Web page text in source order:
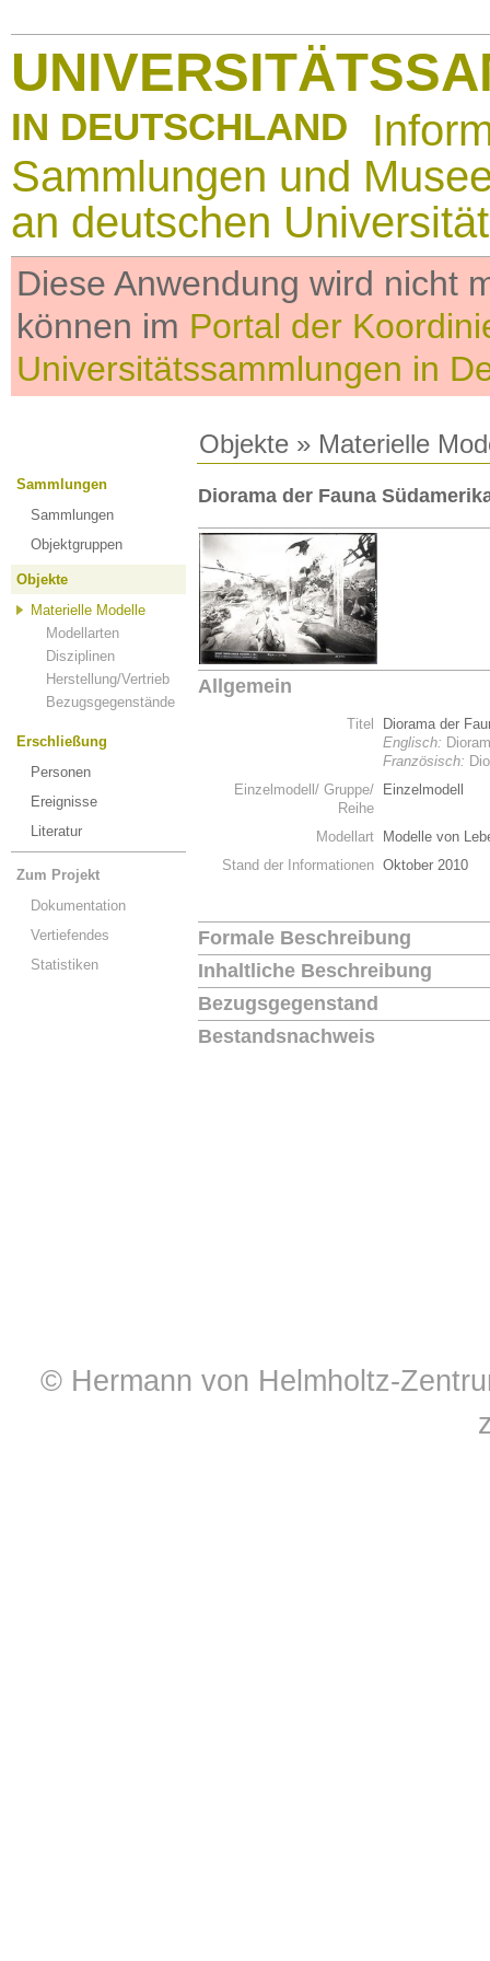
IN DEUTSCHLAND
Sammlungen und
an deutschen
Diese Anwendung wird nicht
können im Portal der
Universitätssammlungen in
Objekte » Materielle
Sammlungen
Sammlungen
Objektgruppen
Objekte
Materielle Modelle
Modellarten
Disziplinen
Herstellung/Vertrieb
Bezugsgegenstände
Erschließung
Personen
Ereignisse
Literatur
Zum Projekt
Dokumentation
Vertiefendes
Statistiken
Diorama der Fauna
Allgemein
Titel
Diorama der
Englisch:
Französisch:
Einzelmodell/ Gruppe/
Reihe
Einzelmodell
Modellart
Modelle von
Stand der Informationen Oktober 2010
Formale Beschreibung
Inhaltliche Beschreibung
Bezugsgegenstand
Bestandsnachweis
© Hermann von Helmholtz-